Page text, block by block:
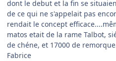
dont le debut et la fin se
de ce qui ne s'appelait pas
rendait le concept
matos etait de la rame Talbot,
de chéne, et 17000 de
Fabrice